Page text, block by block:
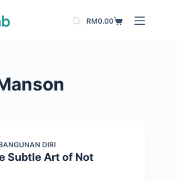
Shopping
RM0.00
DIRI
Subtle Art of Not